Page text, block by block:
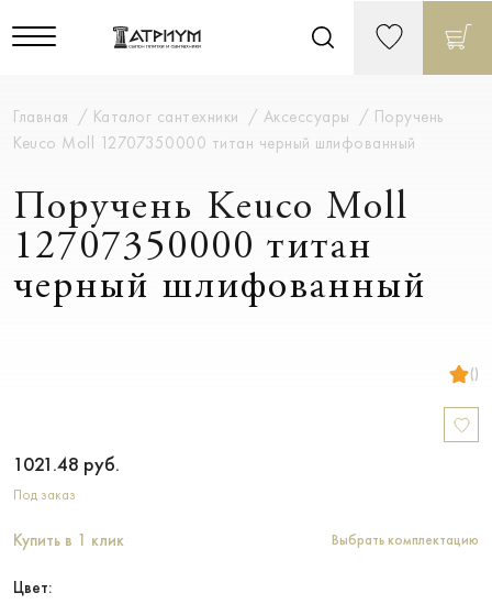
Главная Каталог сантехники Аксессуары
Поручень
Keuco Moll 12707350000 титан черный шлифованный
Поручень Keuco Moll
12707350000 титан
черный шлифованный
()
1021.48 руб.
Под заказ
Купить в 1 клик Выбрать комплектацию
Цвет: